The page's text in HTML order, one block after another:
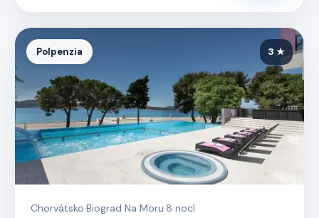
Polpenzia 3 ★
Chorvátsko·Biograd Na Moru·8 nocí